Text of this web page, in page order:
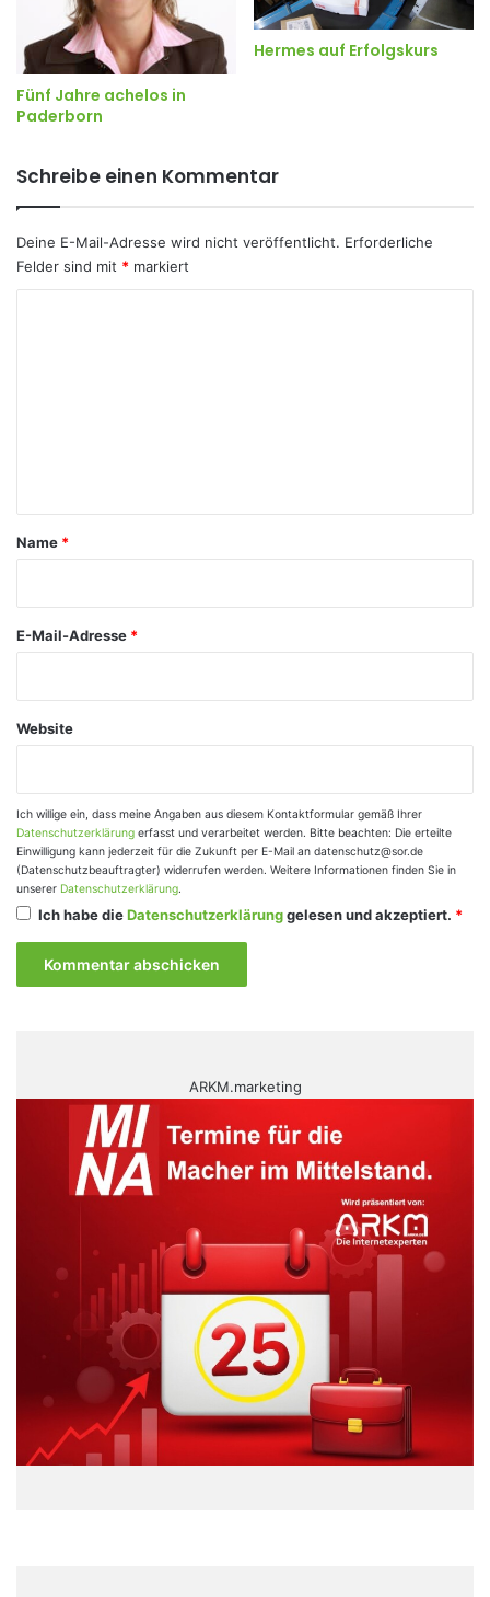
Fünf Jahre achelos in
Paderborn
Hermes auf Erfolgskurs
Schreibe einen Kommentar
Deine E-Mail-Adresse wird nicht veröffentlicht. Erforderliche
Felder sind mit * markiert
a
Name *
E-Mail-Adresse *
Website
Ich willige ein, dass meine Angaben aus diesem Kontaktformular gemäß Ihrer
Datenschutzerklärung erfasst und verarbeitet werden. Bitte beachten: Die erteilte
Einwilligung kann jederzeit für die Zukunft per E-Mail an datenschutz@sor.de
(Datenschutzbeauftragter) widerrufen werden. Weitere Informationen finden Sie in
unserer Datenschutzerklärung.
Ich habe dieDatenschutzerklärunggelesen und akzeptiert. *
ARKM.marketing